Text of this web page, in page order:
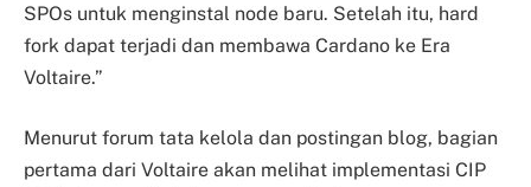
SPOs untuk menginstal node baru. Setelah itu, hard
fork dapat terjadi dan membawa Cardano ke Era
Voltaire.”
Menurut forum tata kelola dan postingan blog, bagian
pertama dari Voltaire akan melihat implementasi CIP